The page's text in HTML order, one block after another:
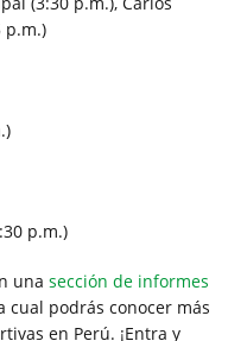
p.m.)
p.m.)
una sección de informes
cual podrás conocer más
en Perú. ¡Entra y